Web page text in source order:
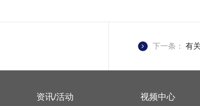
下一条： 有
资讯/活动 视频中心